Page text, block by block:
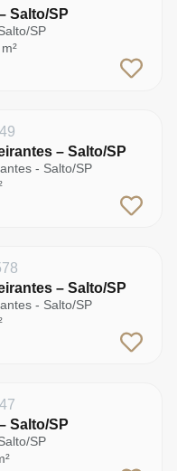
Salto/SP
SP
– Salto/SP
- Salto/SP
– Salto/SP
- Salto/SP
Salto/SP
SP